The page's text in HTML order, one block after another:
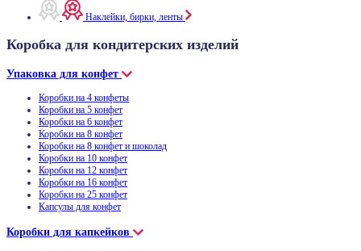
Наклейки, бирки, ленты
Коробка для кондитерских изделий
Упаковка для конфет
Коробки на 4 конфеты
Коробки на 5 конфет
Коробки на 6 конфет
Коробки на 8 конфет
Коробки на 8 конфет и шоколад
Коробки на 10 конфет
Коробки на 12 конфет
Коробки на 16 конфет
Коробки на 25 конфет
Капсулы для конфет
Коробки для капкейков